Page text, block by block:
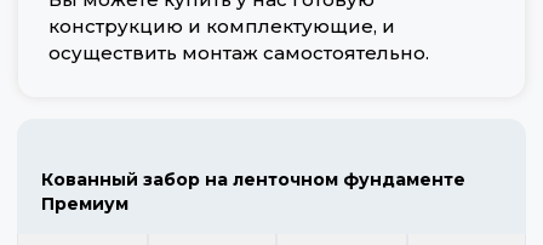
конструкцию и комплектующие, и
осуществить монтаж самостоятельно.
Кованный забор на ленточном фундаменте
Премиум